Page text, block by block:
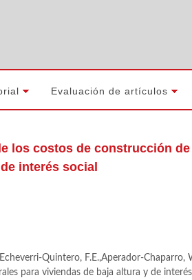
Evaluación de artículos
los costos de construcción
interés social
Quintero, F.E.,Aperador-
para viviendas de baja altura y de